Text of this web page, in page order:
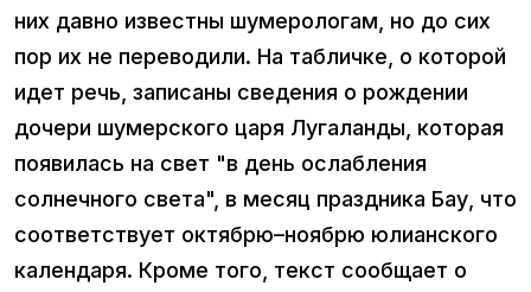
них давно известны шумерологам, но до сих
пор их не переводили. На табличке, о которой
идет речь, записаны сведения о рождении
дочери шумерского царя Лугаланды, которая
появилась на свет "в день ослабления
солнечного света", в месяц праздника Бау, что
соответствует октябрю–ноябрю юлианского
календаря. Кроме того, текст сообщает о